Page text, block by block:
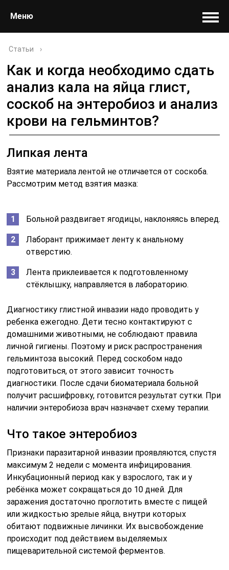
Меню
Статьи ›
Как и когда необходимо сдать
анализ кала на яйца глист,
соскоб на энтеробиоз и анализ
крови на гельминтов?
Липкая лента
Взятие материала лентой не отличается от соскоба.
Рассмотрим метод взятия мазка:
Больной раздвигает ягодицы, наклоняясь вперед.
Лаборант прижимает ленту к анальному
отверстию.
Лента приклеивается к подготовленному
стёклышку, направляется в лабораторию.
Диагностику глистной инвазии надо проводить у
ребенка ежегодно. Дети тесно контактируют с
домашними животными, не соблюдают правила
личной гигиены. Поэтому и риск распространения
гельминтоза высокий. Перед соскобом надо
подготовиться, от этого зависит точность
диагностики. После сдачи биоматериала больной
получит расшифровку, готовится результат сутки. При
наличии энтеробиоза врач назначает схему терапии.
Что такое энтеробиоз
Признаки паразитарной инвазии проявляются, спустя
максимум 2 недели с момента инфицирования.
Инкубационный период как у взрослого, так и у
ребёнка может сокращаться до 10 дней. Для
заражения достаточно проглотить вместе с пищей
или жидкостью зрелые яйца, внутри которых
обитают подвижные личинки. Их высвобождение
происходит под действием выделяемых
пищеварительной системой ферментов.